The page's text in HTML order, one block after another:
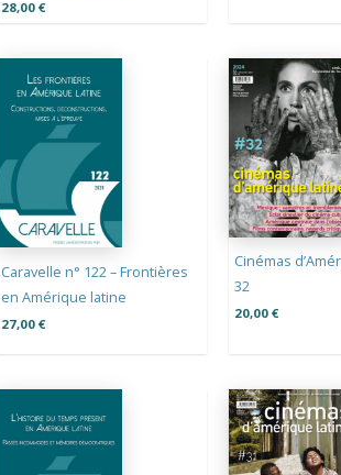
28,00 €
Caravelle n° 122 – Frontières
en Amérique latine
27,00 €
Cinémas
32
20,00 €